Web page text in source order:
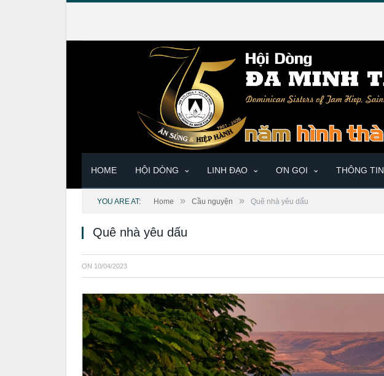
HOME HỘI DÒNG LINH ĐẠO ƠN GỌI THÔNG TIN
YOU ARE AT: Home » Cầu nguyện » Quê nhà yêu dấu
Quê nhà yêu dấu
ON 10/04/2023